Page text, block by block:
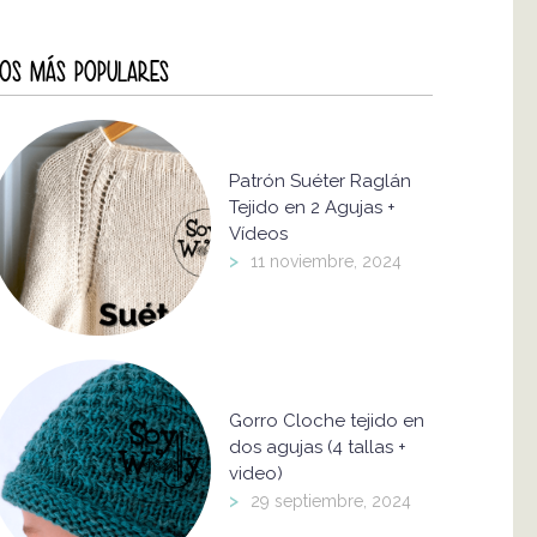
MÁS POPULARES
Patrón Suéter Raglán
Tejido en 2 Agujas +
Vídeos
> 11 noviembre, 2024
Gorro Cloche tejido en
dos agujas (4 tallas +
video)
> 29 septiembre, 2024